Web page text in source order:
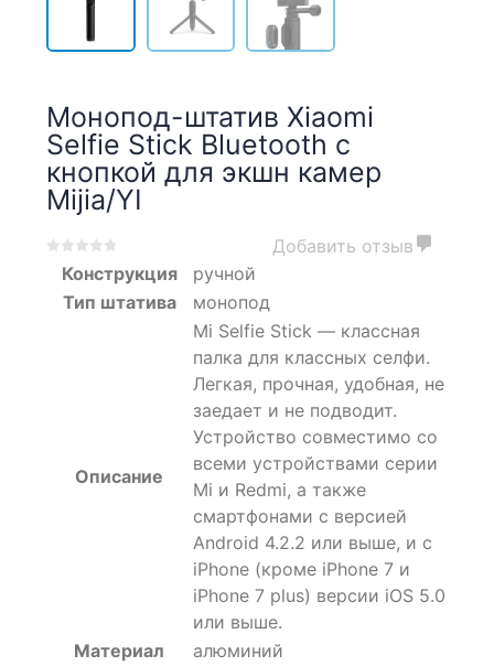
Монопод-штатив Xiaomi
Selfie Stick Bluetooth с
кнопкой для экшн камер
Mijia/YI
Добавить отзыв
Конструкция
ручной
Тип штатива
монопод
Описание
Mi Selfie Stick — классная
палка для классных селфи.
Легкая, прочная, удобная, не
заедает и не подводит.
Устройство совместимо со
всеми устройствами серии
Mi и Redmi, а также
смартфонами с версией
Android 4.2.2 или выше, и с
iPhone (кроме iPhone 7 и
iPhone 7 plus) версии iOS 5.0
или выше.
Материал
алюминий